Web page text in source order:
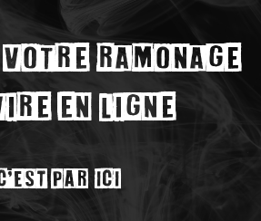
votre ramonage
en ligne
par ici